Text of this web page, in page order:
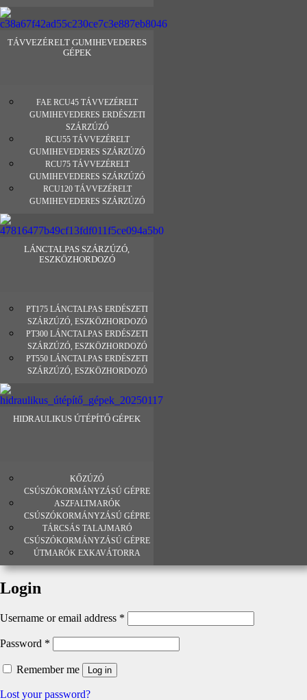
TÁVVEZÉRELT GUMIHEVEDERES
GÉPEK
FAE RCU45 TÁVVEZÉRELT
GUMIHEVEDERES ERDÉSZETI
SZÁRZÚZÓ
RCU55 TÁVVEZÉRELT
GUMIHEVEDERES SZÁRZÚZÓ
RCU75 TÁVVEZÉRELT
GUMIHEVEDERES SZÁRZÚZÓ
RCU120 TÁVVEZÉRELT
GUMIHEVEDERES SZÁRZÚZÓ
LÁNCTALPAS SZÁRZÚZÓ,
ESZKÖZHORDOZÓ
PT175 LÁNCTALPAS ERDÉSZETI
SZÁRZÚZÓ, ESZKÖZHORDOZÓ
PT300 LÁNCTALPAS ERDÉSZETI
SZÁRZÚZÓ, ESZKÖZHORDOZÓ
PT550 LÁNCTALPAS ERDÉSZETI
SZÁRZÚZÓ, ESZKÖZHORDOZÓ
HIDRAULIKUS ÚTÉPÍTŐ GÉPEK
KŐZÚZÓ
CSÚSZÓKORMÁNYZÁSÚ GÉPRE
ASZFALTMARÓK
CSÚSZÓKORMÁNYZÁSÚ GÉPRE
TÁRCSÁS TALAJMARÓ
CSÚSZÓKORMÁNYZÁSÚ GÉPRE
ÚTMARÓK EXKAVÁTORRA
Login
Username or email address *
Password *
Remember me Log in
Lost your password?